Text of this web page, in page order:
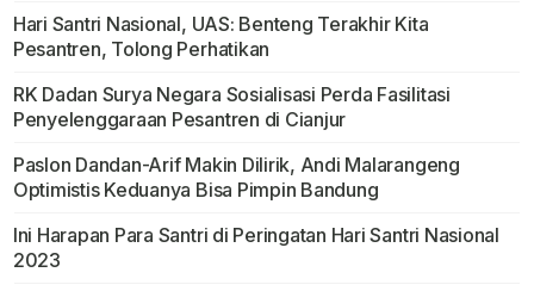
Hari Santri Nasional, UAS: Benteng Terakhir Kita
Pesantren, Tolong Perhatikan
RK Dadan Surya Negara Sosialisasi Perda Fasilitasi
Penyelenggaraan Pesantren di Cianjur
Paslon Dandan-Arif Makin Dilirik, Andi Malarangeng
Optimistis Keduanya Bisa Pimpin Bandung
Ini Harapan Para Santri di Peringatan Hari Santri Nasional
2023